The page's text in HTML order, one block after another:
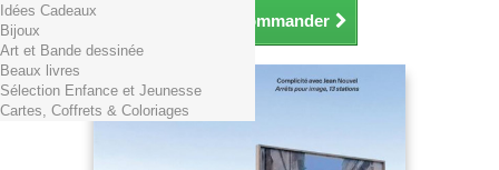
Continuer mes achats Commander
Idées Cadeaux
Bijoux
Art et Bande dessinée
Beaux livres
Sélection Enfance et Jeunesse
Cartes, Coffrets & Coloriages